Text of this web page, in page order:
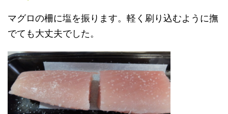
マグロの柵に塩を振ります。軽く刷り込むように撫
でても大丈夫でした。